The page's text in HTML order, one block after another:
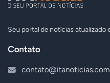
Seu portal de notícias atualizado
Contato